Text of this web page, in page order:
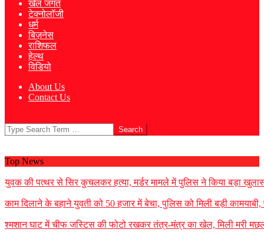
खेल जगत
टेक्नोलॉजी
धर्म
बिज़नेस
राशिफल
हेल्थ
विडियो
About Us
Contact Us
Search
Top News
युवक की पत्थर से सिर कुचलकर हत्या, मर्डर मामले में पुलिस ने किया बड़ा
काम दिलाने के बहाने युवती को 50 हजार में बेचा, पुलिस को मिली बड़ी
श्मशान घाट में चीफ जस्टिस की फोटो रखकर तंत्र-मंत्र का खेल, मिली मरी